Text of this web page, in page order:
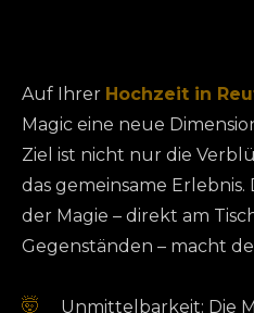
Auf Ihrer Hochzeit in
Magic eine neue
Ziel ist nicht nur die
das gemeinsame
der Magie – direkt am
Gegenständen – macht
🤯 Unmittelbarkeit: Die